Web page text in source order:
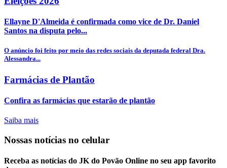
Ellayne D'Almeida é confirmada como vice de Dr. Daniel
Santos na disputa pelo...
O anúncio foi feito por meio das redes sociais da deputada federal Dra.
Alessandra...
Farmácias de Plantão
Confira as farmácias que estarão de plantão
Saiba mais
Nossas notícias no celular
Receba as notícias do JK do Povão Online no seu app favorito